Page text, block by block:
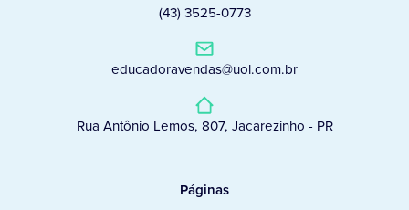
(43) 3525-0773
educadoravendas@uol.com.br
Rua Antônio Lemos, 807, Jacarezinho - PR
Páginas